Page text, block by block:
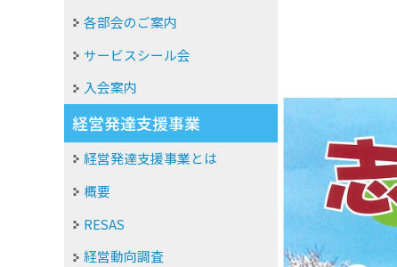
各部会のご案内
サービスシール会
入会案内
経営発達支援事業
経営発達支援事業とは
概要
RESAS
経営動向調査